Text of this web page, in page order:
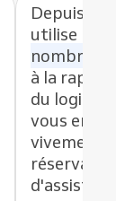
Depuis
utilise
nombre
à la
du logiciel
vous en
vivement